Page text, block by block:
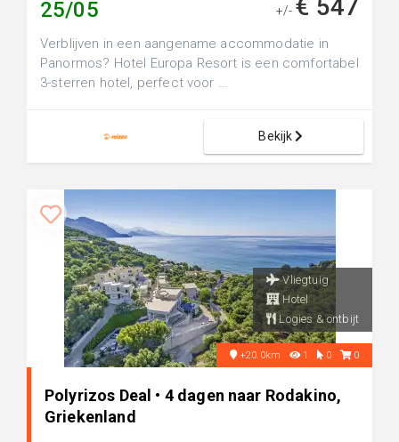
25/05 +/- € 547
Verblijven in een aangename accommodatie in
Panormos? Hotel Europa Resort is een comfortabel
3-sterren hotel, perfect voor ...
Bekijk
Vliegtuig
Hotel
Logies & ontbijt
+20.0km 1 0 0
Polyrizos Deal • 4 dagen naar Rodakino,
Griekenland